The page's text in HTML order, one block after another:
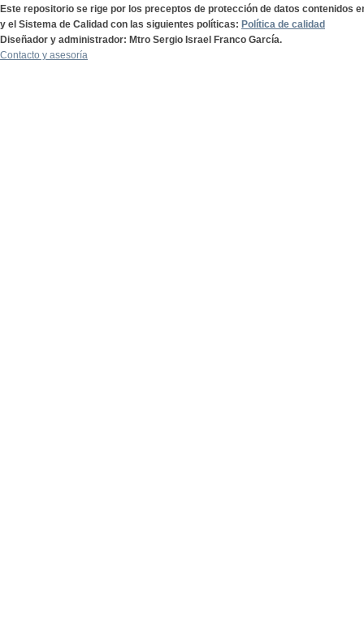
Este repositorio se rige por los preceptos de protección de datos contenidos
y el Sistema de Calidad con las siguientes políticas: Política de calidad
Diseñador y administrador: Mtro Sergio Israel Franco García.
Contacto y asesoría